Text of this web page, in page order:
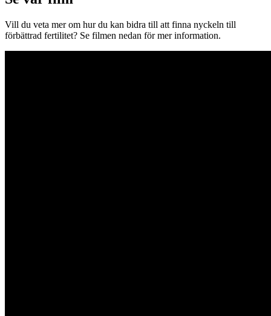
Vill du veta mer om hur du kan bidra till att finna nyckeln till
förbättrad fertilitet? Se filmen nedan för mer information.